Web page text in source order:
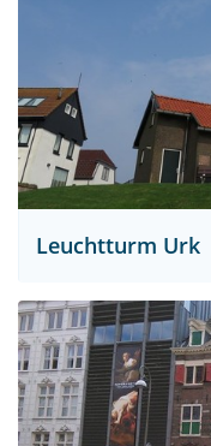
Leuchtturm Urk